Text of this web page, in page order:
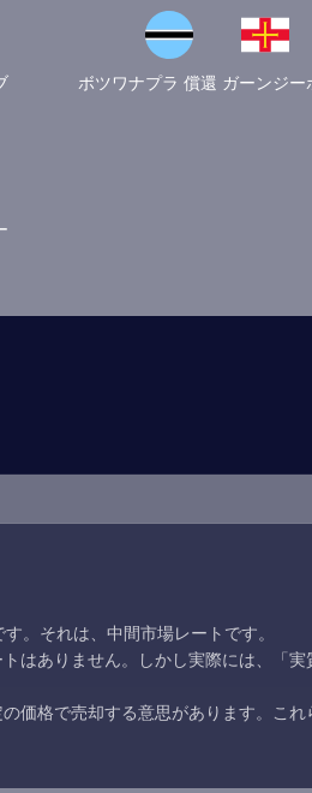
ボツワナプラ 償還 ガーンジー
。それは、中間市場レートです。
はありません。しかし実際には、「
価格で売却する意思があります。こ